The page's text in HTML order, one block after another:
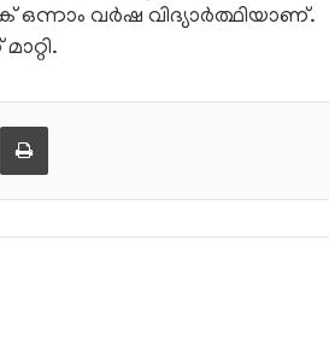
വർഷ വിദ്യാർത്ഥിയാണ്.
via Email Print